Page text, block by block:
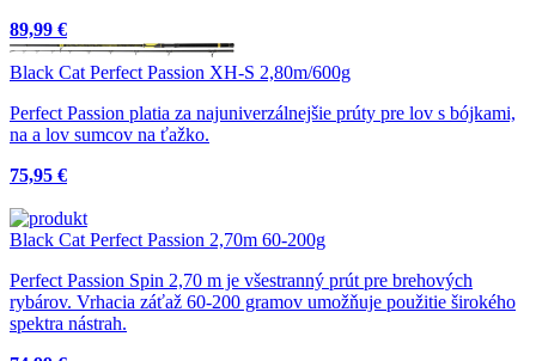
89,99 €
Black Cat Perfect Passion XH-S 2,80m/600g
Perfect Passion platia za najuniverzálnejšie prúty pre lov s bójkami,
na a lov sumcov na ťažko.
75,95 €
Black Cat Perfect Passion 2,70m 60-200g
Perfect Passion Spin 2,70 m je všestranný prút pre brehových
rybárov. Vrhacia záťaž 60-200 gramov umožňuje použitie širokého
spektra nástrah.